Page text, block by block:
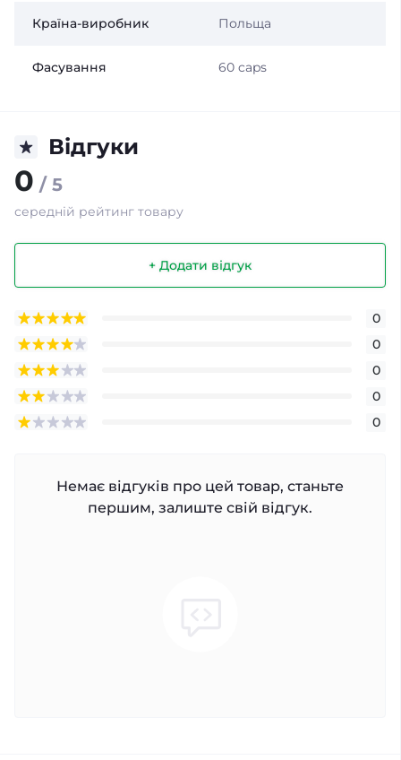
Країна-виробник Польща
Фасування 60 caps
Відгуки
0 / 5
середній рейтинг товару
+ Додати відгук
0
0
0
0
0
Немає відгуків про цей товар, станьте
першим, залиште свій відгук.